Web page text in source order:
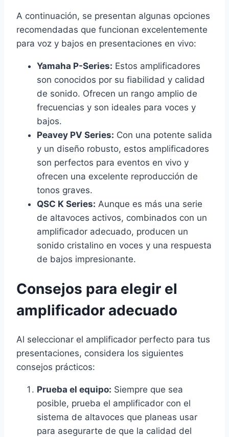
A continuación, se presentan algunas opciones
recomendadas que funcionan excelentemente
para voz y bajos en presentaciones en vivo:
Yamaha P-Series: Estos amplificadores
son conocidos por su fiabilidad y calidad
de sonido. Ofrecen un rango amplio de
frecuencias y son ideales para voces y
bajos.
Peavey PV Series: Con una potente salida
y un diseño robusto, estos amplificadores
son perfectos para eventos en vivo y
ofrecen una excelente reproducción de
tonos graves.
QSC K Series: Aunque es más una serie
de altavoces activos, combinados con un
amplificador adecuado, producen un
sonido cristalino en voces y una respuesta
de bajos impresionante.
Consejos para elegir el
amplificador adecuado
Al seleccionar el amplificador perfecto para tus
presentaciones, considera los siguientes
consejos prácticos:
Prueba el equipo: Siempre que sea
posible, prueba el amplificador con el
sistema de altavoces que planeas usar
para asegurarte de que la calidad del